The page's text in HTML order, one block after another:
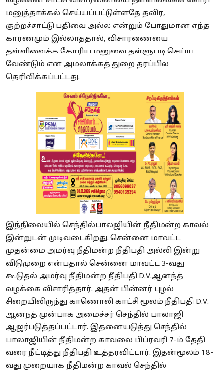
மனுத்தாக்கல் செய்யப்பட்டுள்ளதே தவிர,
குற்றச்சாட்டு பதிவை அல்ல என்றும் போதுமான எந்த
காரணமும் இல்லாததால், விசாரணையை
தள்ளிவைக்க கோரிய மனுவை தள்ளுபடி செய்ய
வேண்டும் என அமலாக்கத் துறை தரப்பில்
தெரிவிக்கப்பட்டது.
இந்நிலையில் செந்தில்பாலஜியின் நீதிமன்ற காவல்
இன்றுடன் முடிவடைகிறது. சென்னை மாவட்ட
முதன்மை அமர்வு நீதிமன்ற நீதிபதி அல்லி இன்று
விடுமுறை என்பதால் சென்னை மாவட்ட 3-வது
கூடுதல் அமர்வு நீதிமன்ற நீதிபதி D.V.ஆனந்த்
வழக்கை விசாரித்தார். அதன் பின்னர் புழல்
சிறையிலிருந்து காணொலி காட்சி மூலம் நீதிபதி D.V.
ஆனந்த் முன்பாக அமைச்சர் செந்தில் பாலாஜி
ஆஜர்படுத்தப்பட்டார். இதனையடுத்து செந்தில்
பாலாஜியின் நீதிமன்ற காவலை பிப்ரவரி 7-ம் தேதி
வரை நீட்டித்து நீதிபதி உத்தரவிட்டார். இதன்மூலம் 18-
வது முறையாக நீதிமன்ற காவல் செந்தில்